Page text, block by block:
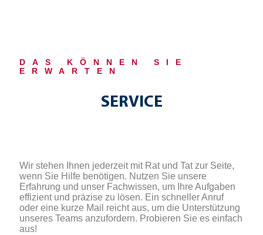
DAS KÖNNEN SIE
ERWARTEN
SERVICE
Wir stehen Ihnen jederzeit mit Rat und Tat zur Seite,
wenn Sie Hilfe benötigen. Nutzen Sie unsere
Erfahrung und unser Fachwissen, um Ihre Aufgaben
effizient und präzise zu lösen. Ein schneller Anruf
oder eine kurze Mail reicht aus, um die Unterstützung
unseres Teams anzufordern. Probieren Sie es einfach
aus!